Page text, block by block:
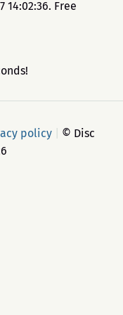
14:02:36. Free
policy
© Disc